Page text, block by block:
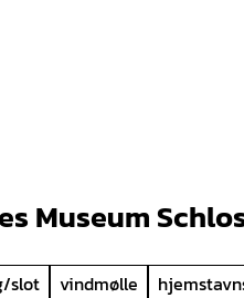
Museum
slot vindmølle